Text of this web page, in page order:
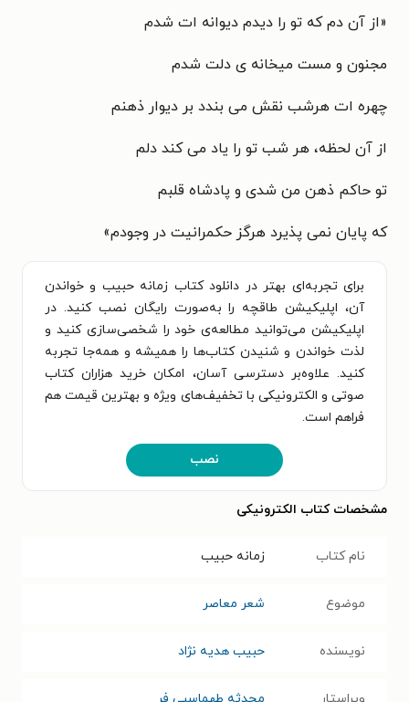
«از آن دم که تو را دیدم دیوانه ات شدم
مجنون و مست میخانه ی دلت شدم
چهره ات هرشب نقش می بندد بر دیوار ذهنم
از آن لحظه، هر شب تو را یاد می کند دلم
تو حاکم ذهن من شدی و پادشاه قلبم
که پایان نمی پذیرد هرگز حکمرانیت در وجودم»
برای تجربه‌ای بهتر در دانلود کتاب زمانه حبیب و خواندن
آن، اپلیکیشن طاقچه را به‌صورت رایگان نصب کنید. در
اپلیکیشن می‌توانید مطالعه‌ی خود را شخصی‌سازی کنید و
لذت خواندن و شنیدن کتاب‌ها را همیشه و همه‌جا تجربه
کنید. علاوه‌بر دسترسی آسان، امکان خرید هزاران کتاب
صوتی و الکترونیکی با تخفیف‌های ویژه و بهترین قیمت هم
فراهم است.
نصب
مشخصات کتاب الکترونیکی
نام کتاب زمانه حبیب
موضوع شعر معاصر
نویسنده حبیب هدیه نژاد